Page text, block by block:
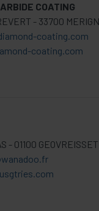
COATING
- 33700
coating.com
coating.com
- 01100 GEOVREISSET